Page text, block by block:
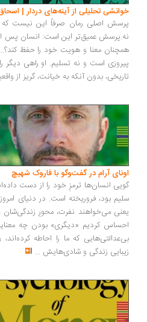
تحلیلی از آینه‌های دردار | اسحاق
اصلی رمان صرفاً این نیست که آیا
عمیق‌تر این است: انسان پس از شکست
معنا و هویت خود را حفظ کند؟... پاسخی
است و نه تسلیم. او راهی دیگر را
بدون آنکه به خیانت، گریز از واقعیت یا
آرام در گفت‌وگو با فاروک شهیچ‭
انسان‌ها ترمزِ خود را از دست داده‌اند و
بود، فروریخته است. در دنیای امروز،
می‌خواهند نفرت، محورِ زندگی‌شان
کردیم «دیگری» بودن چه معنایی
که ما را احاطه کرده‌اند، و
زندگی و شادی‌هایش...